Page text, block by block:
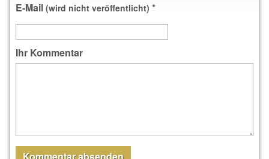
E-Mail (wird nicht veröffentlicht) *
Ihr Kommentar